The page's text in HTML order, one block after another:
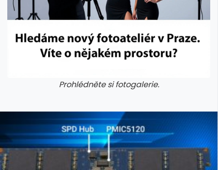
Prohlédněte si fotogalerie.